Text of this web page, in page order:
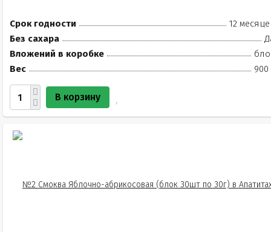
Срок годности
12
Без сахара
Вложений в коробке
Вес
900
В корзину